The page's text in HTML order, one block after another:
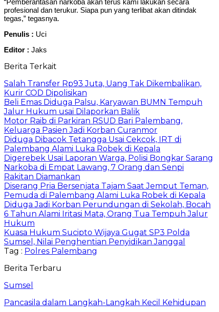
profesional dan terukur. Siapa pun yang terlibat akan ditindak
tegas,” tegasnya.
Penulis : Uci
Editor : Jaks
Berita Terkait
Salah Transfer Rp93 Juta, Uang Tak Dikembalikan,
Kurir COD Dipolisikan
Beli Emas Diduga Palsu, Karyawan BUMN Tempuh
Jalur Hukum usai Dilaporkan Balik
Motor Raib di Parkiran RSUD Bari Palembang,
Keluarga Pasien Jadi Korban Curanmor
Diduga Dibacok Tetangga Usai Cekcok, IRT di
Palembang Alami Luka Robek di Kepala
Digerebek Usai Laporan Warga, Polisi Bongkar Sarang
Narkoba di Empat Lawang, 7 Orang dan Senpi
Rakitan Diamankan
Diserang Pria Bersenjata Tajam Saat Jemput Teman,
Pemuda di Palembang Alami Luka Robek di Kepala
Diduga Jadi Korban Perundungan di Sekolah, Bocah
6 Tahun Alami Iritasi Mata, Orang Tua Tempuh Jalur
Hukum
Kuasa Hukum Sucipto Wijaya Gugat SP3 Polda
Sumsel, Nilai Penghentian Penyidikan Janggal
Tag : Polres Palembang
Berita Terbaru
Sumsel
Pancasila dalam Langkah-Langkah Kecil Kehidupan